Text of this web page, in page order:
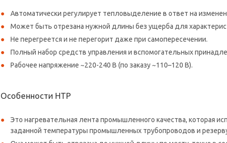
Автоматически регулирует тепловыделение в ответ на
Может быть отрезана нужной длины без ущерба для
Не перегреется и не перегорит даже при самопересечении.
Полный набор средств управления и вспомогательных
Рабочее напряжение ~220-240 В (по заказу ~110–120 В).
Особенности HTР
Это нагревательная лента промышленного качества, которая
заданной температуры промышленных трубопроводов и